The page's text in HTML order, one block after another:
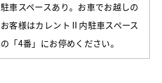
駐車スペースあり。お車でお越しの
お客様はカレントⅡ内駐車スペース
の「4番」にお停めください。